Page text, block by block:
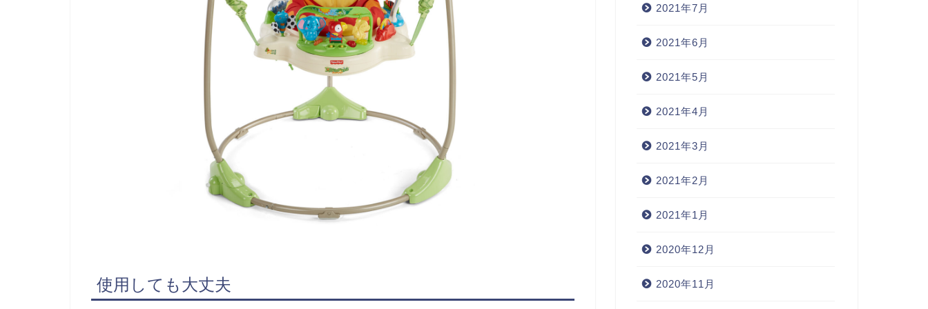
使用しても大丈夫
2021年7月
2021年6月
2021年5月
2021年4月
2021年3月
2021年2月
2021年1月
2020年12月
2020年11月